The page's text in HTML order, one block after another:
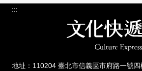
:::
地址：110204 臺北市信義區市府路一號